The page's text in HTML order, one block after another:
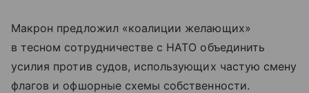
Макрон предложил «коалиции желающих»
в тесном сотрудничестве с НАТО объединить
усилия против судов, использующих частую смену
флагов и офшорные схемы собственности.